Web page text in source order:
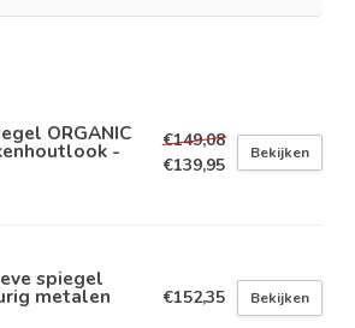
ORGANIC
-
€149,08
€139,95
Bekijken
spiegel
metalen €152,35 Bekijken